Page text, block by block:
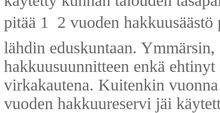
pitää 1  2 vuoden
lähdin eduskuntaan.
hakkuusuunnitteen enkä
virkakautena. Kuitenkin
vuoden hakkuureservi jäi